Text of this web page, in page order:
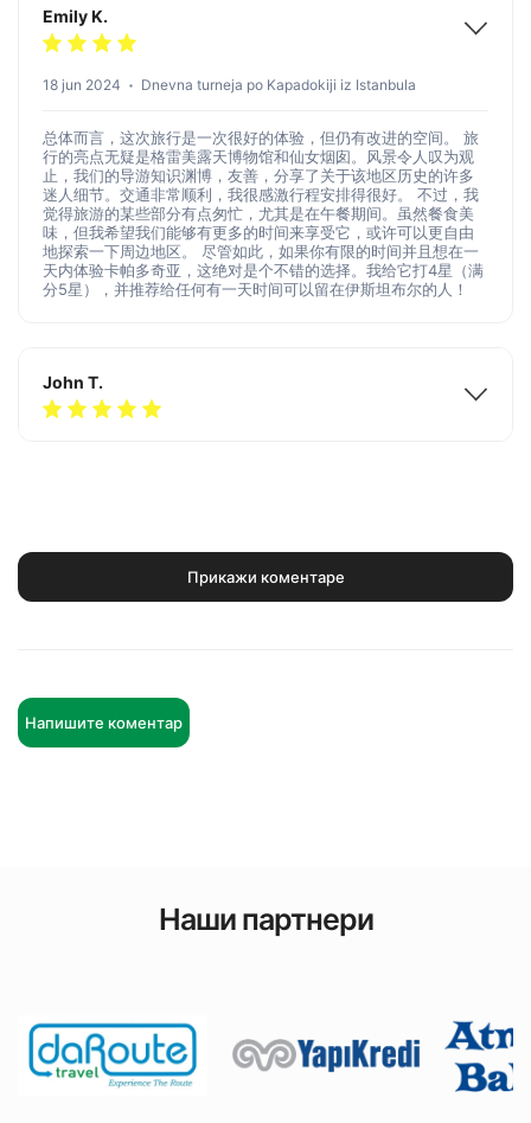
Emily K.
18 jun 2024 Dnevna turneja po Kapadokiji iz Istanbula
总体而言，这次旅行是一次很好的体验，但仍有改进的空间。 旅
行的亮点无疑是格雷美露天博物馆和仙女烟囱。风景令人叹为观
止，我们的导游知识渊博，友善，分享了关于该地区历史的许多
迷人细节。交通非常顺利，我很感激行程安排得很好。 不过，我
觉得旅游的某些部分有点匆忙，尤其是在午餐期间。虽然餐食美
味，但我希望我们能够有更多的时间来享受它，或许可以更自由
地探索一下周边地区。 尽管如此，如果你有限的时间并且想在一
天内体验卡帕多奇亚，这绝对是个不错的选择。我给它打4星（满
分5星），并推荐给任何有一天时间可以留在伊斯坦布尔的人！
John T.
Прикажи коментаре
Напишите коментар
Наши партнери